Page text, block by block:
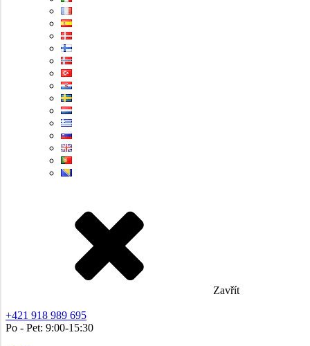
Zavřít
+421 918 989 695
Po - Pet: 9:00-15:30